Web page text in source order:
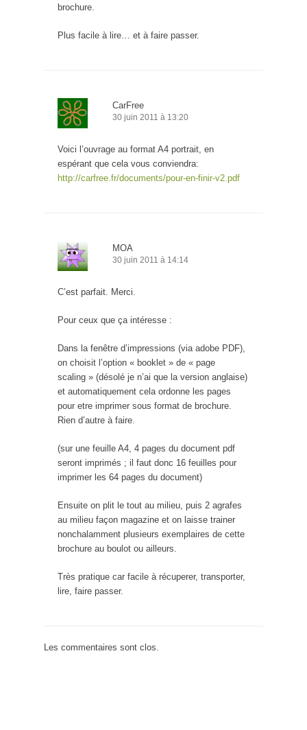
brochure.
Plus facile à lire… et à faire passer.
CarFree
30 juin 2011 à 13:20
Voici l’ouvrage au format A4 portrait, en
espérant que cela vous conviendra:
http://carfree.fr/documents/pour-en-finir-v2.pdf
MOA
30 juin 2011 à 14:14
C’est parfait. Merci.
Pour ceux que ça intéresse :
Dans la fenêtre d’impressions (via adobe PDF),
on choisit l’option « booklet » de « page
scaling » (désolé je n’ai que la version anglaise)
et automatiquement cela ordonne les pages
pour etre imprimer sous format de brochure.
Rien d’autre à faire.
(sur une feuille A4, 4 pages du document pdf
seront imprimés ; il faut donc 16 feuilles pour
imprimer les 64 pages du document)
Ensuite on plit le tout au milieu, puis 2 agrafes
au milieu façon magazine et on laisse trainer
nonchalamment plusieurs exemplaires de cette
brochure au boulot ou ailleurs.
Très pratique car facile à récuperer, transporter,
lire, faire passer.
Les commentaires sont clos.